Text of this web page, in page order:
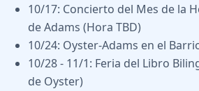
10/17: Concierto del Mes de la
de Adams (Hora TBD)
10/24: Oyster-Adams en el Barrio
10/28 - 11/1: Feria del Libro
de Oyster)